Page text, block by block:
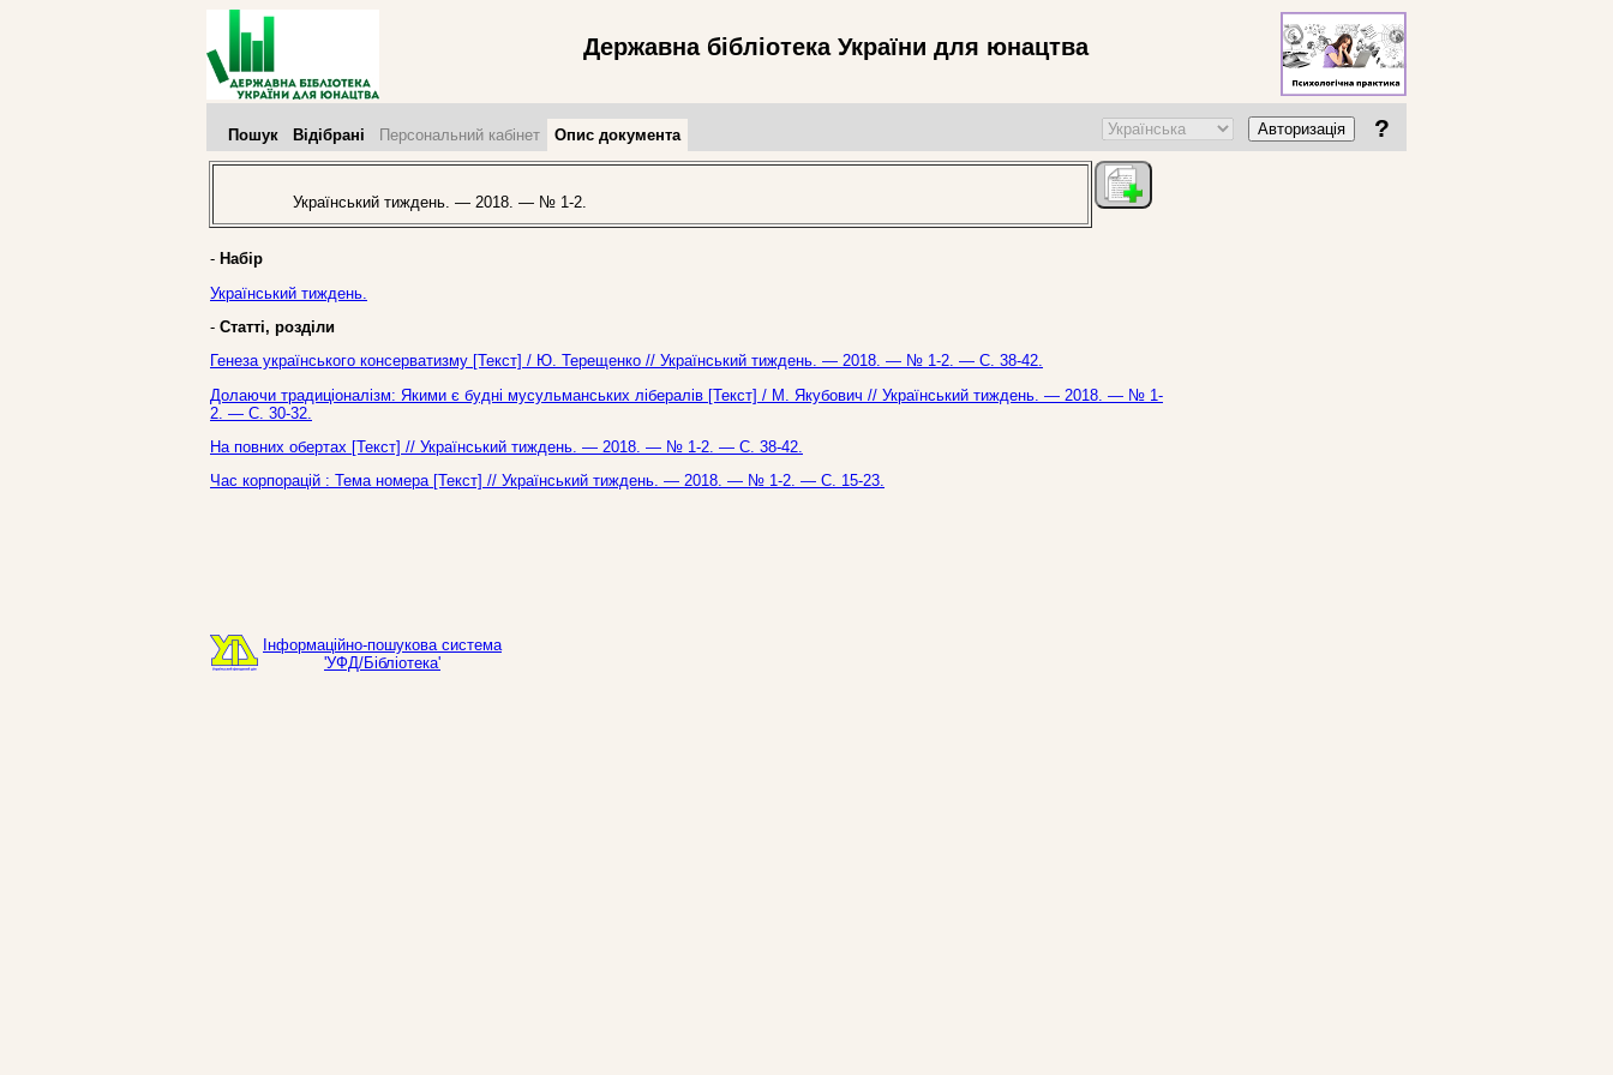
Державна бібліотека України для юнацтва
Пошук Відібрані Персональний кабінет Опис документа Авторизація ?
Український тиждень. — 2018. — № 1-2.
- Набір
Український тиждень.
- Статті, розділи
Генеза українського консерватизму [Текст] / Ю. Терещенко // Український тиждень. — 2018. — № 1-2. — С. 38-42.
Долаючи традиціоналізм: Якими є будні мусульманських лібералів [Текст] / М. Якубович // Український тиждень. — 2018. — № 1-
2. — С. 30-32.
На повних обертах [Текст] // Український тиждень. — 2018. — № 1-2. — С. 38-42.
Час корпорацій : Тема номера [Текст] // Український тиждень. — 2018. — № 1-2. — С. 15-23.
Інформаційно-пошукова система
'УФД/Бібліотека'